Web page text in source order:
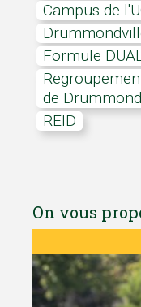
campus de
Formule
Regroupement Étudiant en Ingénierie
de
REID
On vous